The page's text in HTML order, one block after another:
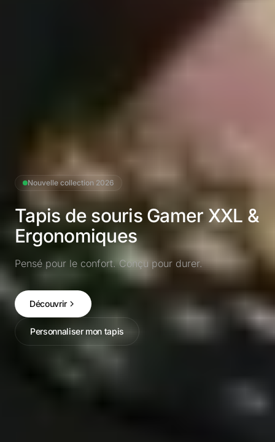
Nouvelle collection 2026
Tapis de souris Gamer XXL &
Ergonomiques
Pensé pour le confort. Conçu pour durer.
Découvrir
Personnaliser mon tapis